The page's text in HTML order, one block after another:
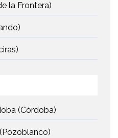
la Frontera)
(Córdoba)